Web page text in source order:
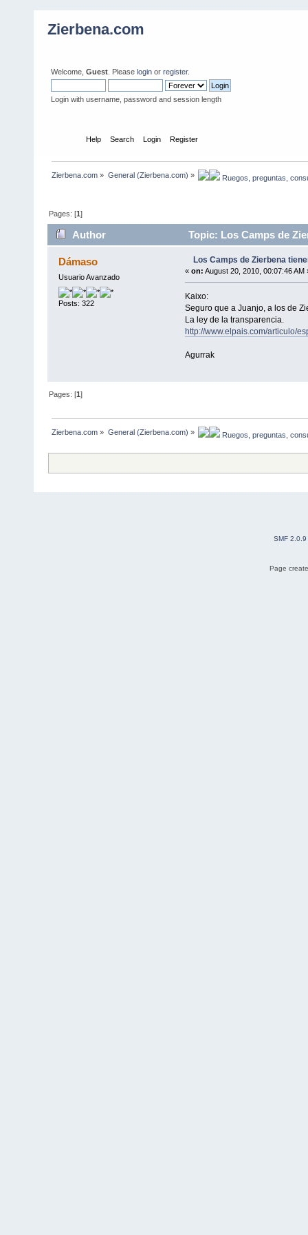
Zierbena.com
Welcome, Guest . Please login or register.
Login with username, password and session length
Help Search Login Register
Zierbena.com » General (Zierbena.com) » Ruegos, preguntas,
Pages: [1]
Author Topic: Los Camps de
Dámaso
Usuario Avanzado
Posts: 322
Los Camps de Zierbena
« on: August 20, 2010, 00:07:46 AM
Kaixo:
Seguro que a Juanjo, a los de
La ley de la transparencia.
http://www.elpais.com/articulo/
Agurrak
Pages: [1]
Zierbena.com » General (Zierbena.com) » Ruegos, preguntas,
SMF 2.0.9
Page